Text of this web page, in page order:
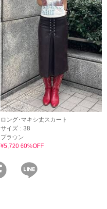
ロング･マキシ丈スカート
サイズ : 38
ブラウン
¥5,720 60%OFF
facebook